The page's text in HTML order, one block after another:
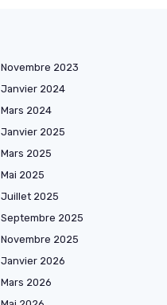
Novembre 2023
Janvier 2024
Mars 2024
Janvier 2025
Mars 2025
Mai 2025
Juillet 2025
Septembre 2025
Novembre 2025
Janvier 2026
Mars 2026